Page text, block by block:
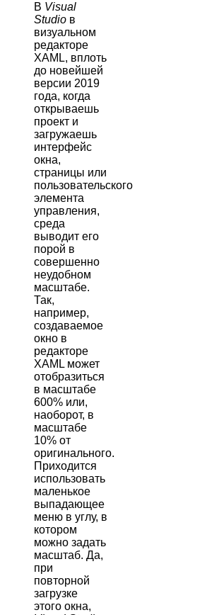
В Visual
Studio в
визуальном
редакторе
XAML, вплоть
до новейшей
версии 2019
года, когда
открываешь
проект и
загружаешь
интерфейс
окна,
страницы или
пользовательского
элемента
управления,
среда
выводит его
порой в
совершенно
неудобном
масштабе.
Так,
например,
создаваемое
окно в
редакторе
XAML может
отобразиться
в масштабе
600% или,
наоборот, в
масштабе
10% от
оригинального.
Приходится
использовать
маленькое
выпадающее
меню в углу, в
котором
можно задать
масштаб. Да,
при
повторной
загрузке
этого окна,